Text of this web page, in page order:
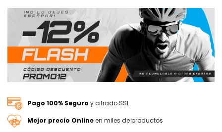
Pago 100% Seguro y cifrado SSL
Mejor precio Onlineen miles de productos